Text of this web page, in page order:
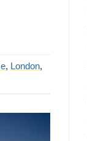
, London,